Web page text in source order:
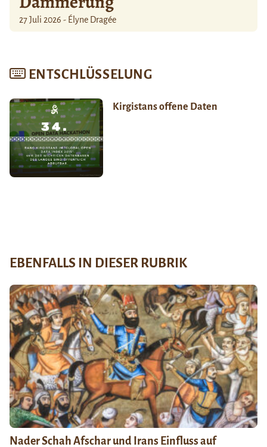
27 Juli 2026 - Élyne Dragée
ENTSCHLÜSSELUNG
Kirgistans offene Daten
EBENFALLS IN DIESER RUBRIK
Nader Schah Afschar und Irans Einfluss auf